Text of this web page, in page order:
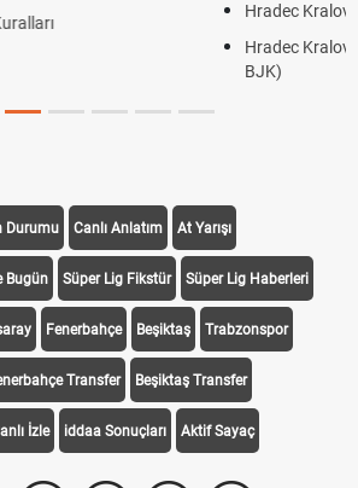
maçı şifresiz canlı yayın izle
CANLI İZLE ŞİFRESİZ (Hradec Kralove
Durumu Canlı Anlatım At Yarışı
Bugün Süper Lig Fikstür Süper Lig Haberleri
Fenerbahçe Beşiktaş Trabzonspor
Transfer Beşiktaş Transfer
İzle iddaa Sonuçları Aktif Sayaç